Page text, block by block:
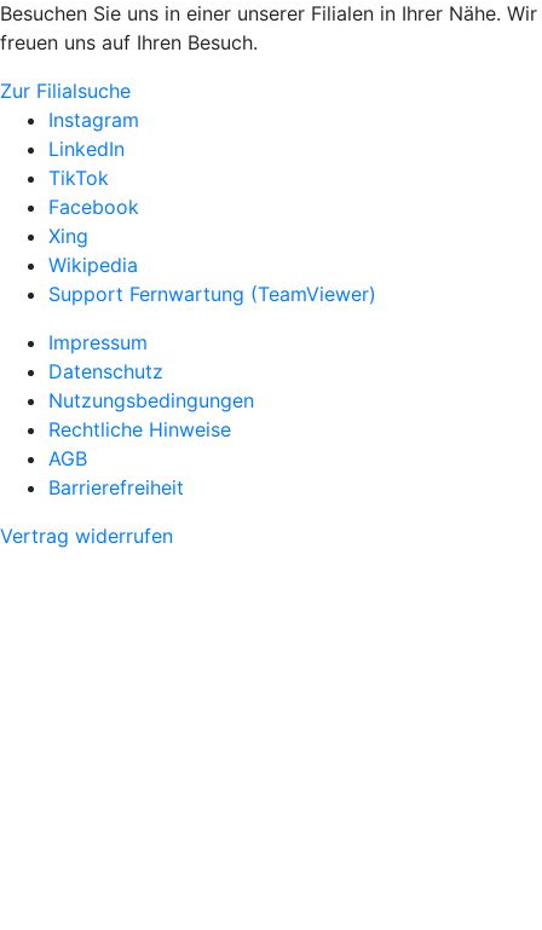
Besuchen Sie uns in einer unserer Filialen in Ihrer Nähe. Wir
freuen uns auf Ihren Besuch.
Zur Filialsuche
Instagram
LinkedIn
TikTok
Facebook
Xing
Wikipedia
Support Fernwartung (TeamViewer)
Impressum
Datenschutz
Nutzungsbedingungen
Rechtliche Hinweise
AGB
Barrierefreiheit
Vertrag widerrufen